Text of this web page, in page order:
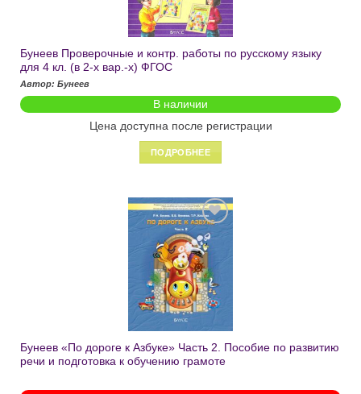
Бунеев Проверочные и контр. работы по русскому языку
для 4 кл. (в 2-х вар.-х) ФГОС
Автор: Бунеев
В наличии
Цена доступна после регистрации
ПОДРОБНЕЕ
Добавить
в список
желаний
Бунеев «По дороге к Азбуке» Часть 2. Пособие по развитию
речи и подготовка к обучению грамоте